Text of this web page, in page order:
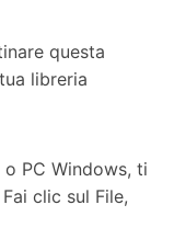
questa
libreria
o PC Windows, ti
clic sul File,